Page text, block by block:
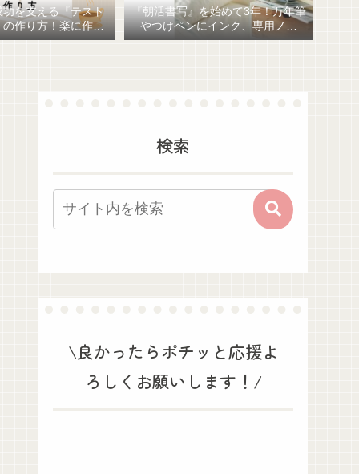
を支える『テスト
作り方！楽に作る
すすめ文房具6選！
『朝活書写』を始めて3年！万年筆
やつけペンにインク、専用ノー
ト、毎日が充実しています。
検索
\良かったらポチッと応援よ
ろしくお願いします！/